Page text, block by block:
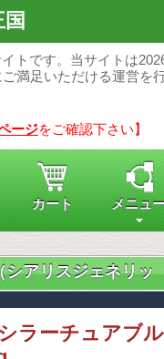
トです。当サイトは
満足いただける運営を
ージをご確認下さい】
カート メニュ
アリスジェネリッ
ラーチュアブル